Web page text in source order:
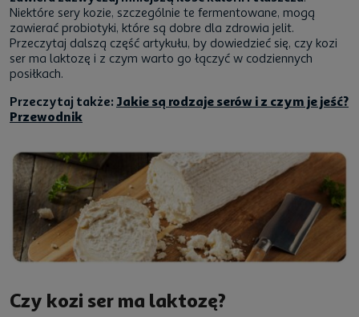
Niektóre sery kozie, szczególnie te fermentowane, mogą
zawierać probiotyki, które są dobre dla zdrowia jelit.
Przeczytaj dalszą część artykułu, by dowiedzieć się, czy kozi
ser ma laktozę i z czym warto go łączyć w codziennych
posiłkach.
Przeczytaj także: Jakie są rodzaje serów i z czym je jeść?
Przewodnik
Czy kozi ser ma laktozę?